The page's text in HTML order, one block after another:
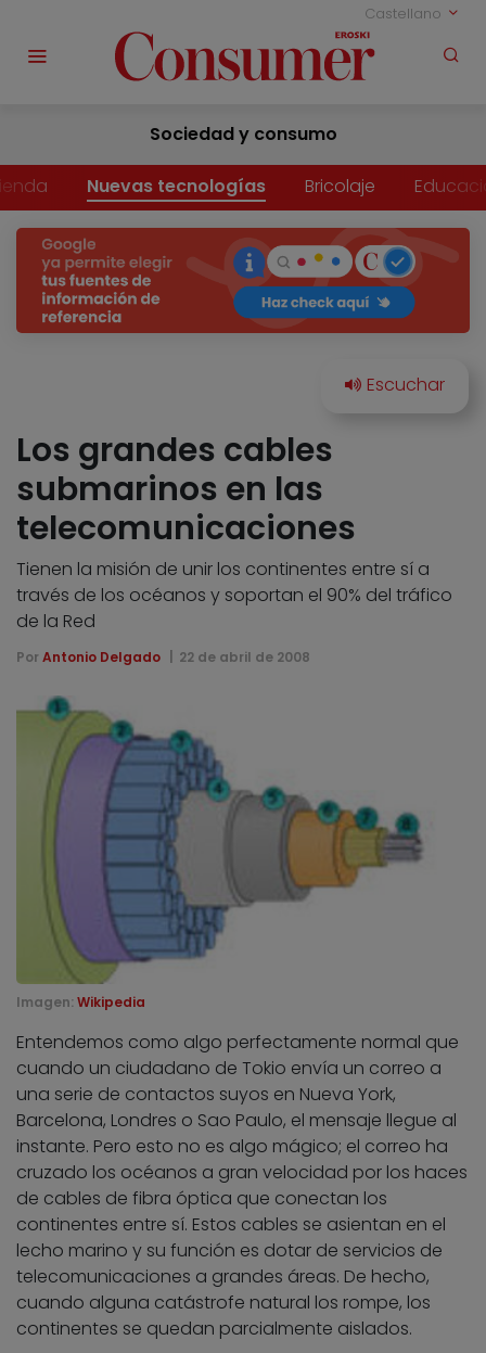
Castellano
Sociedad y consumo
Nuevas tecnologías Bricolaje
Los grandes cables
submarinos en las
telecomunicaciones
Tienen la misión de unir los continentes entre sí a
través de los océanos y soportan el 90% del tráfico
de la Red
Por Antonio Delgado 22 de abril de 2008
Imagen: Wikipedia
Entendemos como algo perfectamente normal que
cuando un ciudadano de Tokio envía un correo a
una serie de contactos suyos en Nueva York,
Barcelona, Londres o Sao Paulo, el mensaje llegue al
instante. Pero esto no es algo mágico; el correo ha
cruzado los océanos a gran velocidad por los haces
de cables de fibra óptica que conectan los
continentes entre sí. Estos cables se asientan en el
lecho marino y su función es dotar de servicios de
telecomunicaciones a grandes áreas. De hecho,
cuando alguna catástrofe natural los rompe, los
continentes se quedan parcialmente aislados.